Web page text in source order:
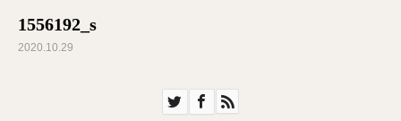
1556192_s
2020.10.29